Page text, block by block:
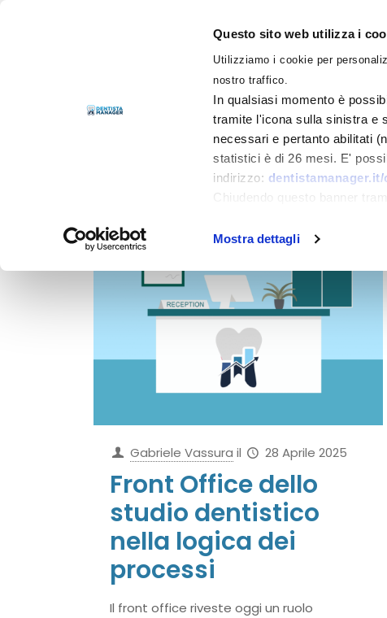
Questo sito web utilizza i
Utilizziamo i cookie per
nostro traffico.
In qualsiasi momento è
tramite l'icona sulla sinistra e
necessari e pertanto abilitati
statistici è di 26 mesi. E'
indirizzo:
Chiudendo questo banner
Mostra dettagli
Categorie
Gabriele Vassura il 28 Aprile 2025
Front Office dello
studio dentistico
nella logica dei
processi
Il front office riveste oggi un ruolo